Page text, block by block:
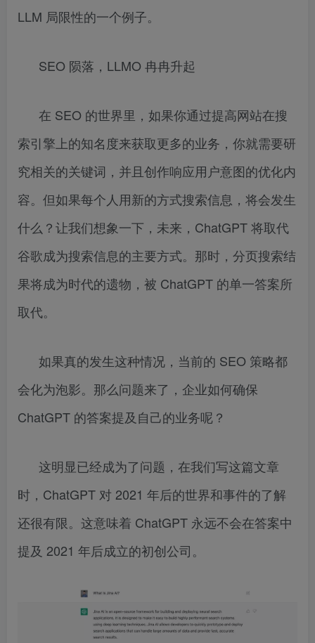
LLM 局限性的一个例子。
SEO 陨落，LLMO 冉冉升起
在 SEO 的世界里，如果你通过提高网站在搜
索引擎上的知名度来获取更多的业务，你就需要研
究相关的关键词，并且创作响应用户意图的优化内
容。但如果每个人用新的方式搜索信息，将会发生
什么？让我们想象一下，未来，ChatGPT 将取代
谷歌成为搜索信息的主要方式。那时，分页搜索结
果将成为时代的遗物，被 ChatGPT 的单一答案所
取代。
如果真的发生这种情况，当前的 SEO 策略都
会化为泡影。那么问题来了，企业如何确保
ChatGPT 的答案提及自己的业务呢？
这明显已经成为了问题，在我们写这篇文章
时，ChatGPT 对 2021 年后的世界和事件的了解
还很有限。这意味着 ChatGPT 永远不会在答案中
提及 2021 年后成立的初创公司。